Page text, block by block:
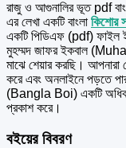
রাজু ও আগুনালির ভূত pdf
এর লেখা একটি বাংলা কিশোর
একটি পিডিএফ (pdf) ফাইল
মুহম্মদ জাফর ইকবাল
মাঝে শেয়ার করছি।
করে এবং অনলাইনে পড়তে
(Bangla Boi) একটি অধিক
প্রকাশ করে।
বইয়ের বিবরণ